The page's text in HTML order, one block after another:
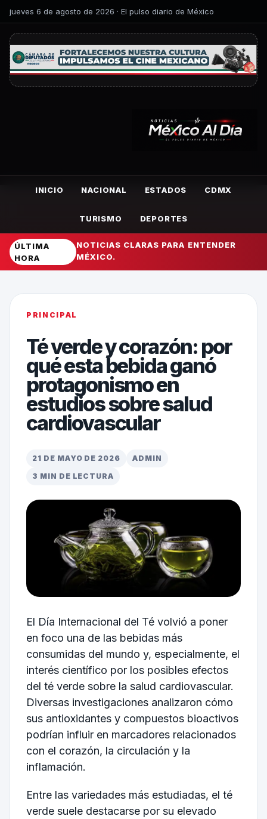
jueves 6 de agosto de 2026 · El pulso diario de México
INICIO NACIONAL ESTADOS CDMX
TURISMO DEPORTES
ÚLTIMA
HORA
NOTICIAS CLARAS PARA ENTENDER
MÉXICO.
PRINCIPAL
Té verde y corazón: por
qué esta bebida ganó
protagonismo en
estudios sobre salud
cardiovascular
21 DE MAYO DE 2026
ADMIN
3 MIN DE LECTURA
El Día Internacional del Té volvió a poner
en foco una de las bebidas más
consumidas del mundo y, especialmente, el
interés científico por los posibles efectos
del té verde sobre la salud cardiovascular.
Diversas investigaciones analizaron cómo
sus antioxidantes y compuestos bioactivos
podrían influir en marcadores relacionados
con el corazón, la circulación y la
inflamación.
Entre las variedades más estudiadas, el té
verde suele destacarse por su elevado